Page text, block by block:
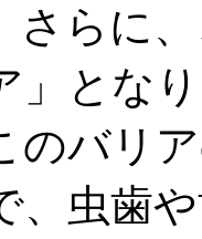
さらに
」とな
のバリ
、虫歯